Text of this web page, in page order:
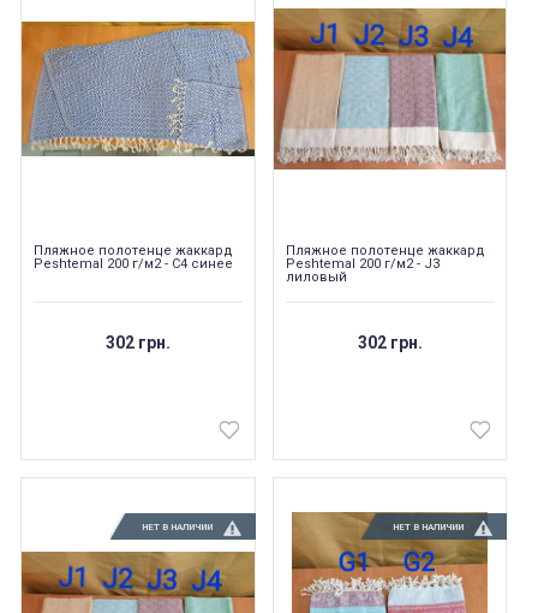
Пляжное полотенце жаккард
Peshtemal 200 г/м2 - C4 синее
302 грн.
Пляжное полотенце жаккард
Peshtemal 200 г/м2 - J3
лиловый
302 грн.
НЕТ В НАЛИЧИИ НЕТ В НАЛИЧИИ